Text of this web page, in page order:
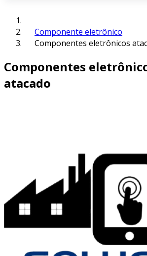
Componente eletrônico
Componentes eletrônicos
Componentes
atacado